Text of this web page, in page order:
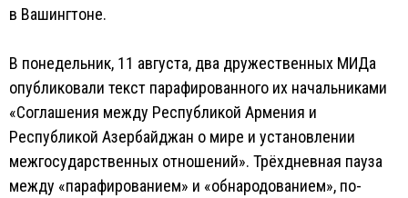
в Вашингтоне.
В понедельник, 11 августа, два дружественных МИДа
опубликовали текст парафированного их начальниками
«Соглашения между Республикой Армения и
Республикой Азербайджан о мире и установлении
межгосударственных отношений». Трёхдневная пауза
между «парафированием» и «обнародованием», по-